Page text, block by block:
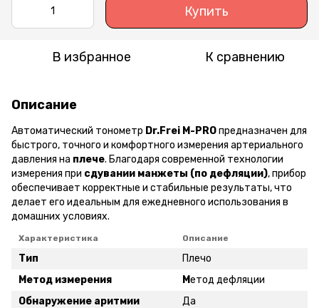
Купить
В избранное К сравнению
Описание
Автоматический тонометр Dr.Frei M-PROпредназначен для
быстрого, точного и комфортного измерения артериального
давления на плече. Благодаря современной технологии
измерения при сдувании манжеты (по дефляции), прибор
обеспечивает корректные и стабильные результаты, что
делает его идеальным для ежедневного использования в
домашних условиях.
Характеристика Описание
Тип
Плечо
Метод измерения
Метод дефляции
Обнаружение аритмии
Да